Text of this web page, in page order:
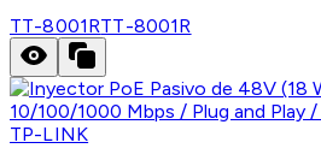
TT-8001RTT-8001R
TP-LINK